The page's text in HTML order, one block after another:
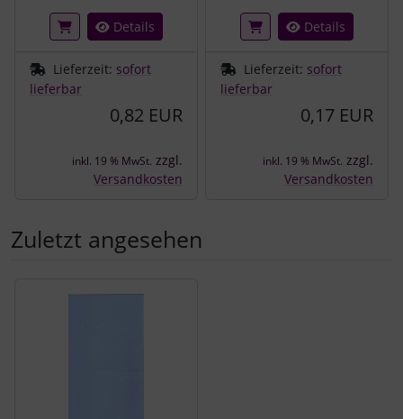
Details
Lieferzeit: sofort
lieferbar
0,82 EUR
inkl. 19 % MwSt. zzgl.
Versandkosten
Details
Lieferzeit: sofort
lieferbar
0,17 EUR
inkl. 19 % MwSt. zzgl.
Versandkosten
Zuletzt angesehen